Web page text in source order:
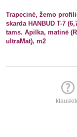
Trapecinė, žemo
skarda HANBUD T-7
tams. Apilka, matinė
ultraMat), m2